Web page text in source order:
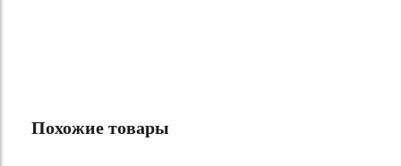
Похожие товары